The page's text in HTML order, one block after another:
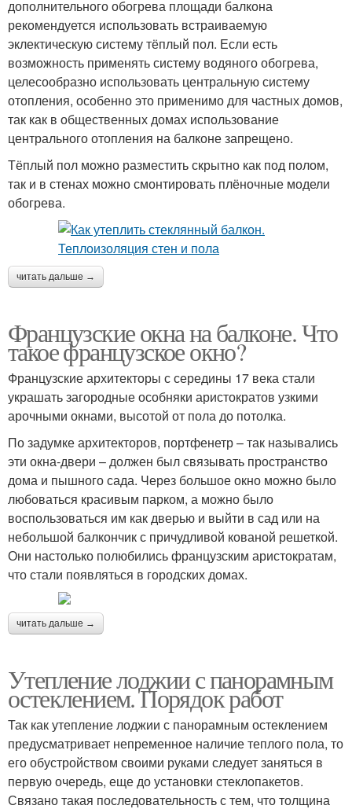
дополнительного обогрева площади балкона
рекомендуется использовать встраиваемую
эклектическую систему тёплый пол. Если есть
возможность применять систему водяного обогрева,
целесообразно использовать центральную систему
отопления, особенно это применимо для частных домов,
так как в общественных домах использование
центрального отопления на балконе запрещено.
Тёплый пол можно разместить скрытно как под полом,
так и в стенах можно смонтировать плёночные модели
обогрева.
читать дальше →
Французские окна на балконе. Что
такое французское окно?
Французские архитекторы с середины 17 века стали
украшать загородные особняки аристократов узкими
арочными окнами, высотой от пола до потолка.
По задумке архитекторов, портфенетр – так назывались
эти окна-двери – должен был связывать пространство
дома и пышного сада. Через большое окно можно было
любоваться красивым парком, а можно было
воспользоваться им как дверью и выйти в сад или на
небольшой балкончик с причудливой кованой решеткой.
Они настолько полюбились французским аристократам,
что стали появляться в городских домах.
читать дальше →
Утепление лоджии с панорамным
остеклением. Порядок работ
Так как утепление лоджии с панорамным остеклением
предусматривает непременное наличие теплого пола, то
его обустройством своими руками следует заняться в
первую очередь, еще до установки стеклопакетов.
Связано такая последовательность с тем, что толщина